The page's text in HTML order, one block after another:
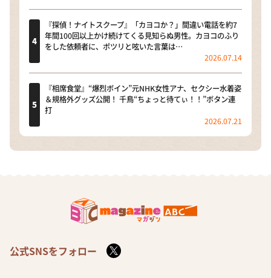
『探偵！ナイトスクープ』「カヨコか？」間違い電話を約7
年間100回以上かけ続けてくる見知らぬ男性。カヨコのふり
をした依頼者に、ポツリと呟いた言葉は…
2026.07.14
『相席食堂』“爆烈ボイン”元NHK女性アナ、セクシー水着姿
＆規格外グッズ公開！ 千鳥“ちょっと待てぃ！！”ボタン連
打
2026.07.21
公式SNSをフォロー